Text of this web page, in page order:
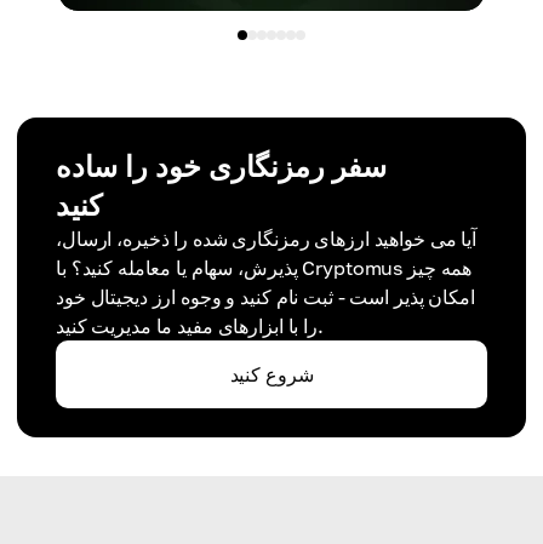
سفر رمزنگاری خود را ساده
کنید
آیا می خواهید ارزهای رمزنگاری شده را ذخیره، ارسال،
پذیرش، سهام یا معامله کنید؟ با Cryptomus همه چیز
امکان پذیر است - ثبت نام کنید و وجوه ارز دیجیتال خود
را با ابزارهای مفید ما مدیریت کنید.
شروع کنید